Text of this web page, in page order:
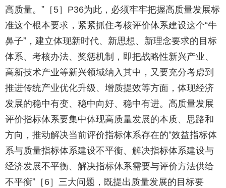
高质量。”［5］ P36为此，必须牢牢把握高质量发展标
准这个根本要求，紧紧抓住考核评价体系建设这个“牛
鼻子”，建立体现新时代、新思想、新理念要求的目标
体系、考核办法、奖惩机制，即把战略性新兴产业、
高新技术产业等新兴领域纳入其中，又要充分考虑到
推进传统产业优化升级、增质提效等方面，体现经济
发展的稳中有变、稳中向好、稳中有进。高质量发展
评价指标体系要集中体现高质量发展的本质、思路和
方向，推动解决当前评价指标体系存在的“效益指标体
系与质量指标体系建设不平衡、解决指标体系建设与
经济发展不平衡、解决指标体系需要与评价方法供给
不平衡”［6］三大问题，既提出质量发展的目标要